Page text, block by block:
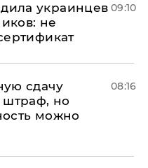
украинцев
не
09:10
сдачу
штраф, но
можно
08:16